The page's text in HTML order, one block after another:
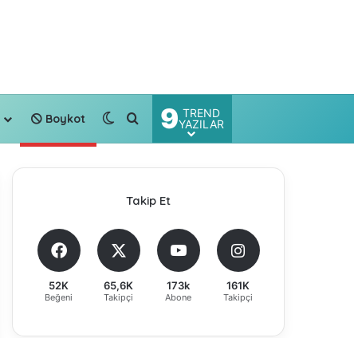
Boykot Dış görünümü değiştir
Arama yap ...
9 TREND
YAZILAR
Takip Et
52K
Beğeni
65,6K
Takipçi
173k
Abone
161K
Takipçi